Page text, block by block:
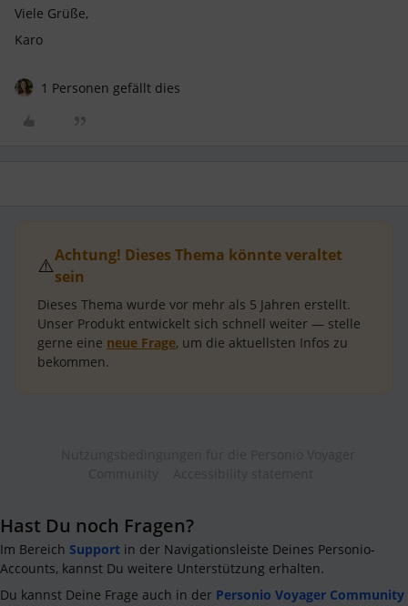
Viele Grüße,
Karo
1 Personen gefällt dies
⚠️Achtung! Dieses Thema könnte veraltet
sein
Dieses Thema wurde vor mehr als 5 Jahren erstellt.
Unser Produkt entwickelt sich schnell weiter — stelle
gerne eine neue Frage, um die aktuellsten Infos zu
bekommen.
Hast Du noch Fragen?
Im Bereich Support in der Navigationsleiste Deines Personio-
Accounts, kannst Du weitere Unterstützung erhalten.
Du kannst Deine Frage auch in der Personio Voyager Community